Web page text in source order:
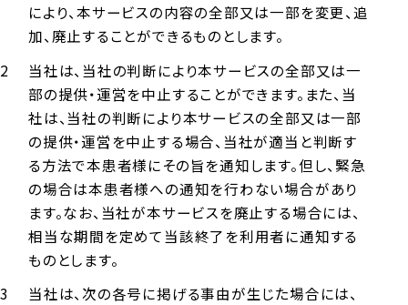
により、本サービスの内容の全部又は一部を変更、追
加、廃止することができるものとします。
当社は、当社の判断により本サービスの全部又は一
部の提供・運営を中止することができます。また、当
社は、当社の判断により本サービスの全部又は一部
の提供・運営を中止する場合、当社が適当と判断す
る方法で本患者様にその旨を通知します。但し、緊急
の場合は本患者様への通知を行わない場合があり
ます。なお、当社が本サービスを廃止する場合には、
相当な期間を定めて当該終了を利用者に通知する
ものとします。
当社は、次の各号に掲げる事由が生じた場合には、